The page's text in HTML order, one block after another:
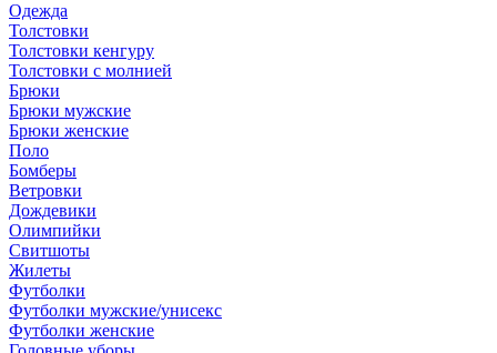
Одежда
Толстовки
Толстовки кенгуру
Толстовки с молнией
Брюки
Брюки мужские
Брюки женские
Поло
Бомберы
Ветровки
Дождевики
Олимпийки
Свитшоты
Жилеты
Футболки
Футболки мужские/унисекс
Футболки женские